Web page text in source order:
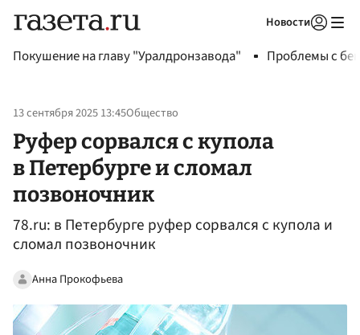
Новости
Покушение на главу "Уралдронзавода" Проблемы с
13 сентября 2025 13:45Общество
Руфер сорвался с купола
в Петербурге и сломал
позвоночник
78.ru: в Петербурге руфер сорвался с купола и
сломал позвоночник
Анна Прокофьева